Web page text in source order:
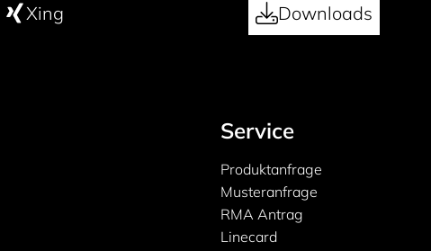
Xing Downloads
Service
Produktanfrage
Musteranfrage
RMA Antrag
Linecard